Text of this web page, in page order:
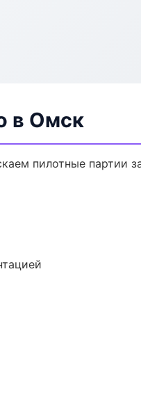
в Омск
пилотные партии